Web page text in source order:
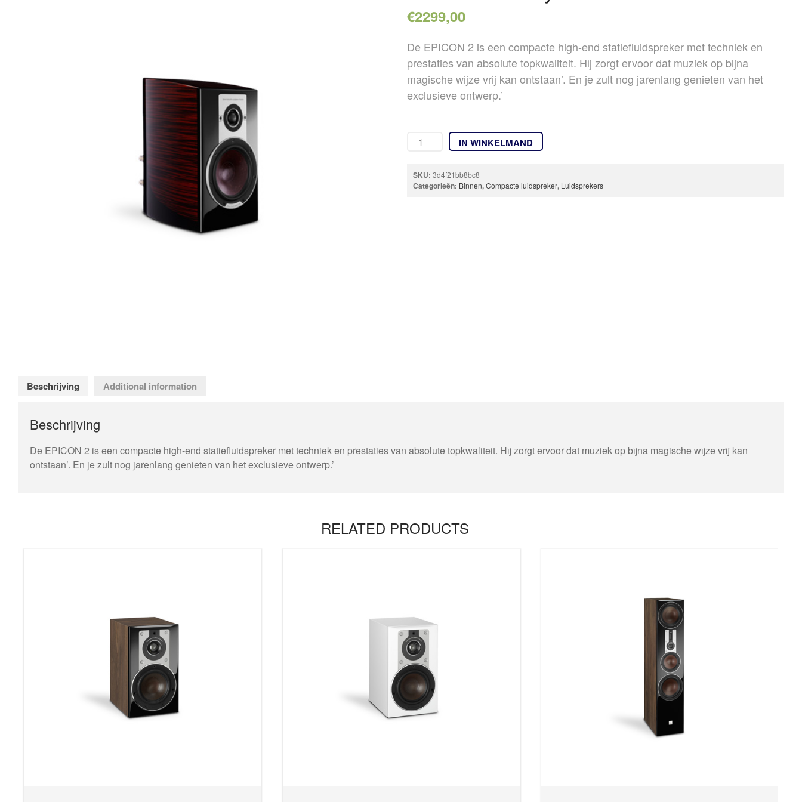
NIEUWS
CONTACT
€2299,00
De EPICON 2 is een compacte high-end statiefluidspreker met techniek en
prestaties van absolute topkwaliteit. Hij zorgt ervoor dat muziek op bijna
magische wijze vrij kan ontstaan’. En je zult nog jarenlang genieten van het
exclusieve ontwerp.’
IN WINKELMAND
SKU: 3d4f21bb8bc8
Categorieën: Binnen,Compacte luidspreker, Luidsprekers
Beschrijving Additional information
Beschrijving
De EPICON 2 is een compacte high-end statiefluidspreker met techniek en prestaties van absolute topkwaliteit. Hij zorgt ervoor dat muziek op bijna magische wijze vrij kan
ontstaan’. En je zult nog jarenlang genieten van het exclusieve ontwerp.’
RELATED PRODUCTS